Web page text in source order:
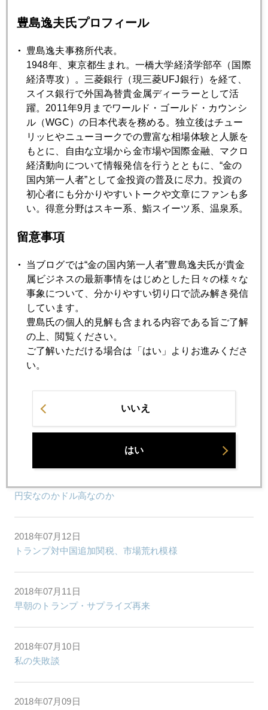
米欧通商合意、ゼロ関税の本気度
2018年07月25日
習近平改革路線の頓挫
2018年07月24日
日本国債の乱、世界に波及
2018年07月23日
2018年07月20日
「トランプ・チャイルド」扱いされたパウエル議長
2018年07月19日
これがパウエル流、新ＦＲＢ議長の正体
2018年07月18日
2018年07月17日
円安なのかドル高なのか
2018年07月12日
トランプ対中国追加関税、市場荒れ模様
2018年07月11日
早朝のトランプ・サプライズ再来
2018年07月10日
私の失敗談
2018年07月09日
豊島逸夫氏プロフィール
豊島逸夫事務所代表。
1948年、東京都生まれ。一橋大学経済学部卒（国際
経済専攻）。三菱銀行（現三菱UFJ銀行）を経て、
スイス銀行で外国為替貴金属ディーラーとして活
躍。2011年9月までワールド・ゴールド・カウンシ
ル（WGC）の日本代表を務める。独立後はチュー
リッヒやニューヨークでの豊富な相場体験と人脈を
もとに、自由な立場から金市場や国際金融、マクロ
経済動向について情報発信を行うとともに、“金の
国内第一人者”として金投資の普及に尽力。投資の
初心者にも分かりやすいトークや文章にファンも多
い。得意分野はスキー系、鮨スイーツ系、温泉系。
留意事項
当ブログでは“金の国内第一人者”豊島逸夫氏が貴金
属ビジネスの最新事情をはじめとした日々の様々な
事象について、分かりやすい切り口で読み解き発信
しています。
豊島氏の個人的見解も含まれる内容である旨ご了解
の上、閲覧ください。
ご了解いただける場合は「はい」よりお進みくださ
い。
いいえ
はい